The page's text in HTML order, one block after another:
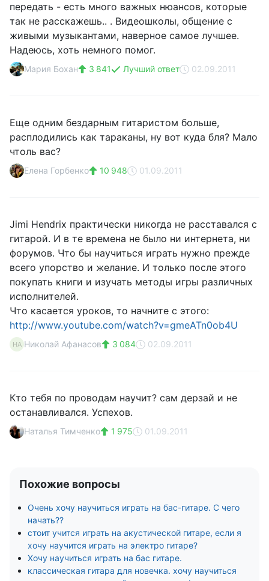
передать - есть много важных нюансов, которые
так не расскажешь.. . Видеошколы, общение с
живыми музыкантами, наверное самое лучшее.
Надеюсь, хоть немного помог.
Мария Бохан 3 841 Лучший ответ 02.09.2011
Еще одним бездарным гитаристом больше,
расплодились как тараканы, ну вот куда бля? Мало
чтоль вас?
Елена Горбенко 10 948 01.09.2011
Jimi Hendrix практически никогда не расставался с
гитарой. И в те времена не было ни интернета, ни
форумов. Что бы научиться играть нужно прежде
всего упорство и желание. И только после этого
покупать книги и изучать методы игры различных
исполнителей.
Что касается уроков, то начните с этого:
http://www.youtube.com/watch?v=gmeATn0ob4U
НА Николай Афанасов 3 084 02.09.2011
Кто тебя по проводам научит? сам дерзай и не
останавливался. Успехов.
Наталья Тимченко 1 975 01.09.2011
Похожие вопросы
Очень хочу научиться играть на бас-гитаре. С чего
начать??
стоит учится играть на акустической гитаре, если я
хочу научится играть на электро гитаре?
Хочу научиться играть на бас гитаре.
классическая гитара для новечка. хочу научиться